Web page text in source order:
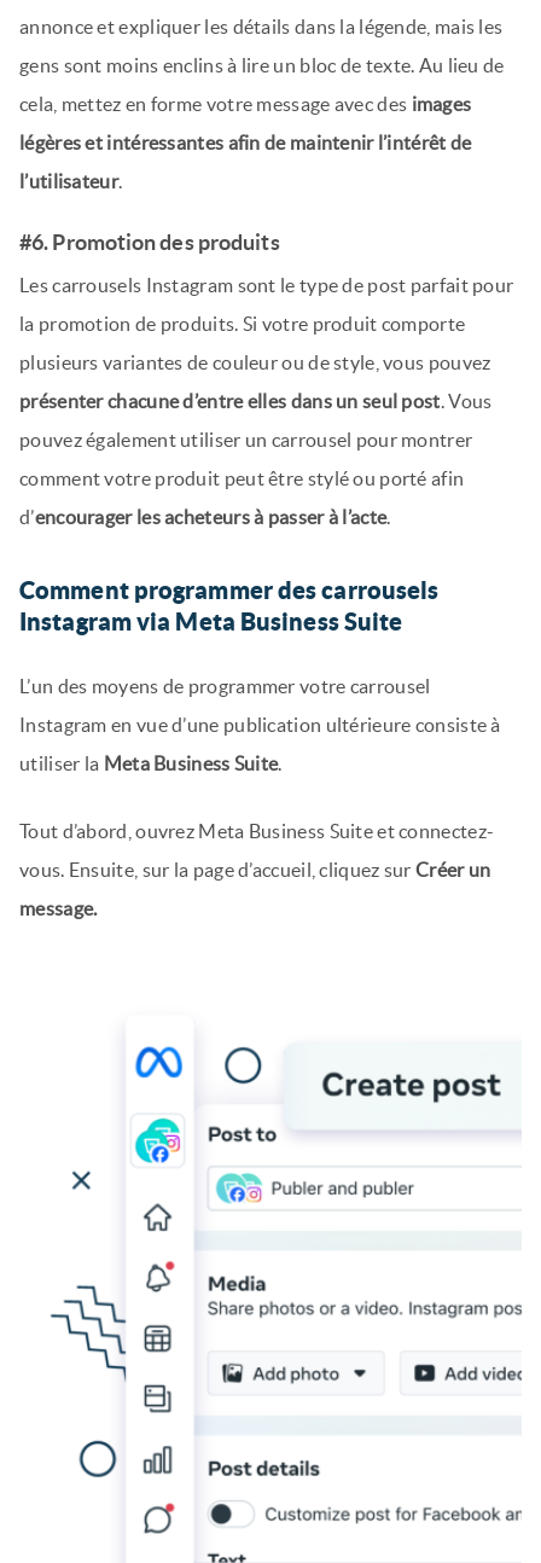
annonce et expliquer les détails dans la légende, mais les
gens sont moins enclins à lire un bloc de texte. Au lieu de
cela, mettez en forme votre message avec des images
légères et intéressantes afin de maintenir l’intérêt de
l’utilisateur.
#6. Promotion des produits
Les carrousels Instagram sont le type de post parfait pour
la promotion de produits. Si votre produit comporte
plusieurs variantes de couleur ou de style, vous pouvez
présenter chacune d’entre elles dans un seul post . Vous
pouvez également utiliser un carrousel pour montrer
comment votre produit peut être stylé ou porté afin
d’encourager les acheteurs à passer à l’acte.
Comment programmer des carrousels
Instagram via Meta Business Suite
L’un des moyens de programmer votre carrousel
Instagram en vue d’une publication ultérieure consiste à
utiliser la Meta Business Suite.
Tout d’abord, ouvrez Meta Business Suite et connectez-
vous. Ensuite, sur la page d’accueil, cliquez sur Créer un
message.